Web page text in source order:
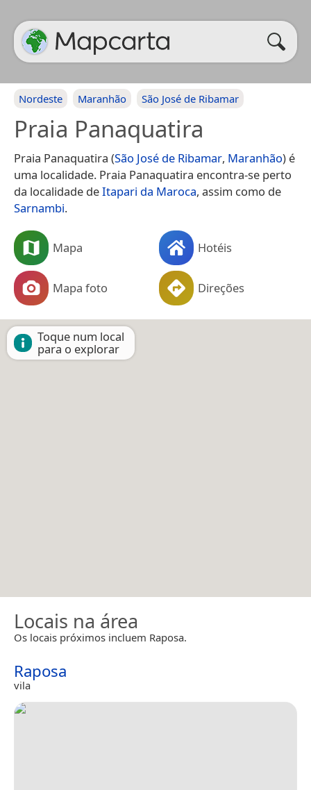
Nordeste Maranhão São José de Ribamar
Praia Panaquatira
Praia Panaquatira (São José de Ribamar, Maranhão) é
uma localidade. Praia Panaquatira encontra-se perto
da localidade deItapari da Maroca, assim como de
Sarnambi.
Mapa Hotéis
Mapa foto Direções
Toque num local
para o explorar
Locais na área
Os locais próximos incluem Raposa.
Raposa
vila